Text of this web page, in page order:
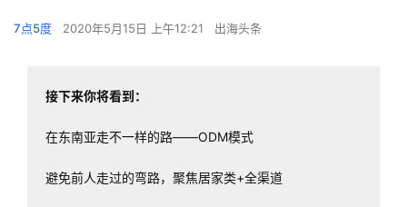
7点5度 2020年5月15日 上午12:21 出海头条
接下来你将看到：
在东南亚走不一样的路——ODM模式
避免前人走过的弯路，聚焦居家类+全渠道